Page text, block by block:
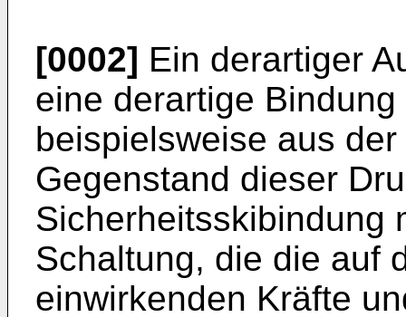
[0002] Ein derartiger
eine derartige
beispielsweise aus
Gegenstand dieser
Sicherheitsskibindung
Schaltung, die die auf
einwirkenden Kräfte